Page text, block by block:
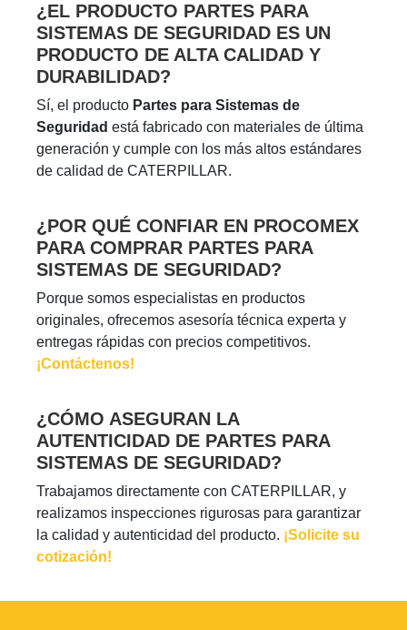
¿EL PRODUCTO PARTES PARA
SISTEMAS DE SEGURIDAD ES UN
PRODUCTO DE ALTA CALIDAD Y
DURABILIDAD?
Sí, el producto Partes para Sistemas de
Seguridad está fabricado con materiales de última
generación y cumple con los más altos estándares
de calidad de CATERPILLAR.
¿POR QUÉ CONFIAR EN PROCOMEX
PARA COMPRAR PARTES PARA
SISTEMAS DE SEGURIDAD?
Porque somos especialistas en productos
originales, ofrecemos asesoría técnica experta y
entregas rápidas con precios competitivos.
¡Contáctenos!
¿CÓMO ASEGURAN LA
AUTENTICIDAD DE PARTES PARA
SISTEMAS DE SEGURIDAD?
Trabajamos directamente con CATERPILLAR, y
realizamos inspecciones rigurosas para garantizar
la calidad y autenticidad del producto. ¡Solicite su
cotización!